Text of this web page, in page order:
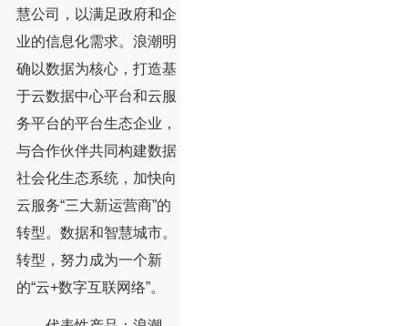
慧公司，以满足政府和企
业的信息化需求。浪潮明
确以数据为核心，打造基
于云数据中心平台和云服
务平台的平台生态企业，
与合作伙伴共同构建数据
社会化生态系统，加快向
云服务“三大新运营商”的
转型。数据和智慧城市。
转型，努力成为一个新
的“云+数字互联网络”。